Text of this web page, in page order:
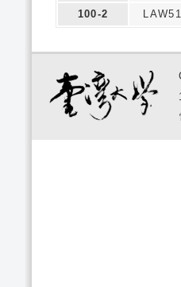
100-2